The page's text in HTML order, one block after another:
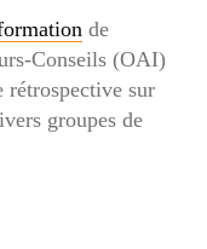
de
Conseils (OAI)
rétrospective sur
groupes de